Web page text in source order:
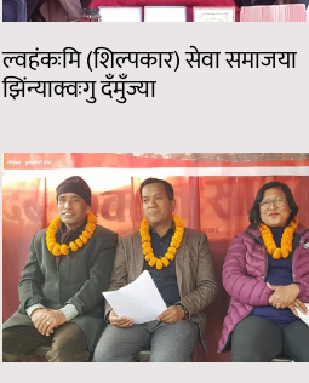
ल्वहंकःमि (शिल्पकार) सेवा समाजया
झिंन्याक्वःगु दँमुँज्या